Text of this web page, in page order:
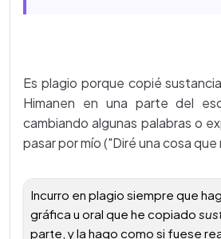
Es plagio porque copié
Himanen en una parte del
cambiando algunas palabras o
pasar por mío ("Diré una cosa
Incurro en plagio siempre que
gráfica u oral que he copiado
parte, y la hago como si fuese